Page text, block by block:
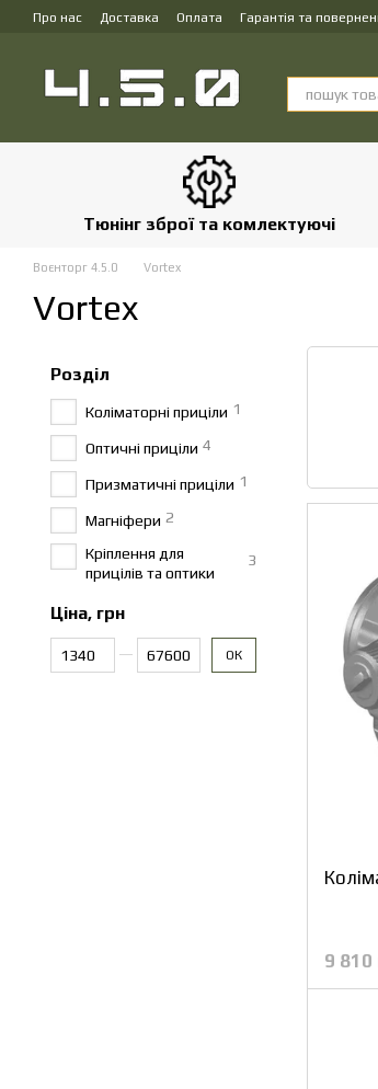
Перейти до основного контенту
Про нас Доставка Оплата Гарантія та
Тюнінг зброї та комлектуючі
Воєнторг 4.5.0 Vortex
Vortex
9 810
Розділ
Коліматорні приціли 1
Оптичні приціли 4
Призматичні приціли 1
Магніфери 2
Кріплення для
прицілів та оптики
3
Ціна, грн
ОК